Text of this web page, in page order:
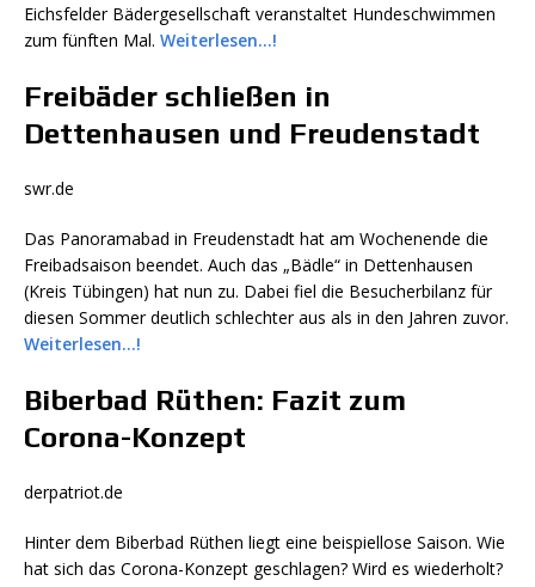
Eichsfelder Bädergesellschaft veranstaltet Hundeschwimmen
zum fünften Mal. Weiterlesen…!
Freibäder schließen in
Dettenhausen und Freudenstadt
swr.de
Das Panoramabad in Freudenstadt hat am Wochenende die
Freibadsaison beendet. Auch das „Bädle“ in Dettenhausen
(Kreis Tübingen) hat nun zu. Dabei fiel die Besucherbilanz für
diesen Sommer deutlich schlechter aus als in den Jahren zuvor.
Weiterlesen…!
Biberbad Rüthen: Fazit zum
Corona-Konzept
derpatriot.de
Hinter dem Biberbad Rüthen liegt eine beispiellose Saison. Wie
hat sich das Corona-Konzept geschlagen? Wird es wiederholt?